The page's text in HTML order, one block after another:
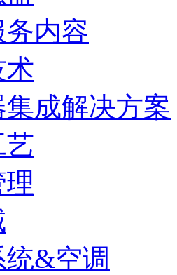
务内容
术
成解决方案
艺
理
&空调